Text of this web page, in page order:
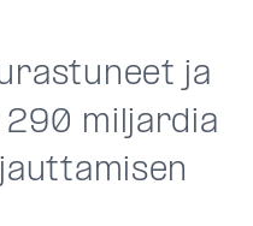
ja
miljardia